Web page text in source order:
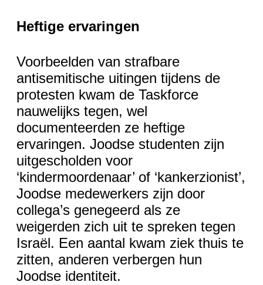
Heftige ervaringen
Voorbeelden van strafbare
antisemitische uitingen tijdens de
protesten kwam de Taskforce
nauwelijks tegen, wel
documenteerden ze heftige
ervaringen. Joodse studenten zijn
uitgescholden voor
‘kindermoordenaar’ of ‘kankerzionist’,
Joodse medewerkers zijn door
collega’s genegeerd als ze
weigerden zich uit te spreken tegen
Israël. Een aantal kwam ziek thuis te
zitten, anderen verbergen hun
Joodse identiteit.